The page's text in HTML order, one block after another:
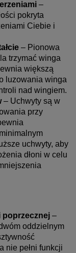
–
pokryta
Ciebie i
– Pionowa
trzymać winga
większą
luzowania winga
nad wingiem.
– Uchwyty są w
przy
uchwyty, aby
dłoni w celu
poprzecznej –
oddzielnym
nie pełni funkcji